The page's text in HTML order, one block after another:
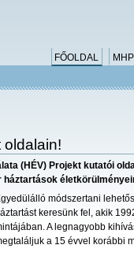
FŐOLDAL MHP
oldalain!
(HÉV) Projekt kutatói
módszertani
keresünk fel, akik
A legnagyobb
a 15 évvel korábbi